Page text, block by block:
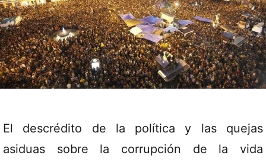
El descrédito de la política y las quejas
asiduas sobre la corrupción de la vida